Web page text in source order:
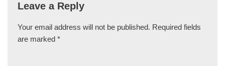
Leave a Reply
Your email address will not be published. Required fields
are marked *